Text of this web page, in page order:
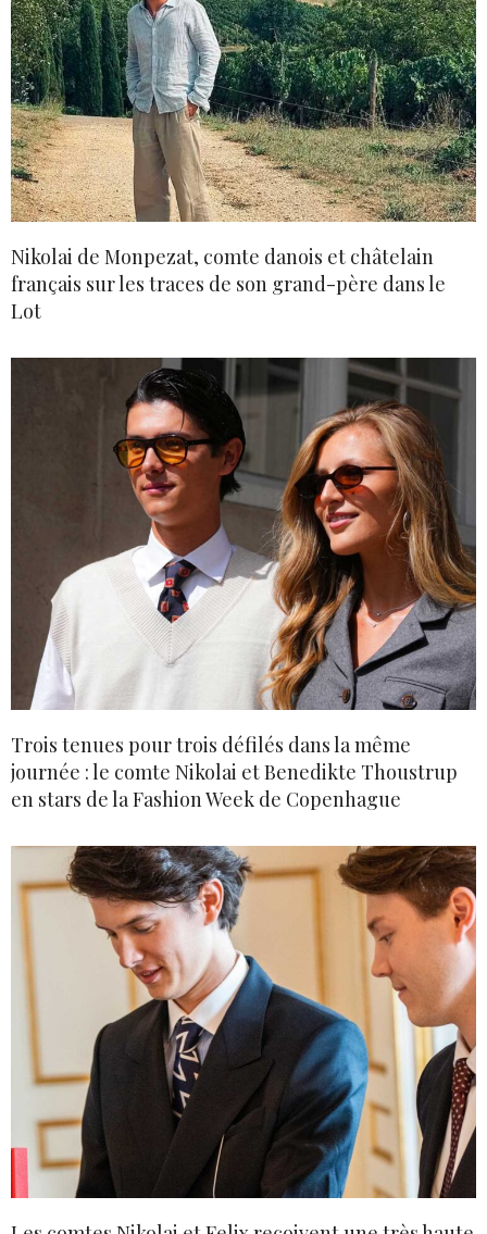
Nikolai de Monpezat, comte danois et châtelain
français sur les traces de son grand-père dans le
Lot
Trois tenues pour trois défilés dans la même
journée : le comte Nikolai et Benedikte Thoustrup
en stars de la Fashion Week de Copenhague